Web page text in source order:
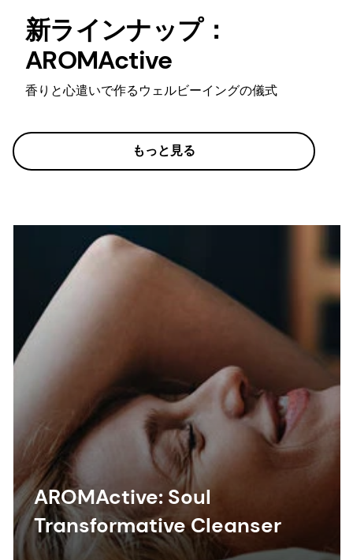
新ラインナップ：
AROMActive
香りと心遣いで作るウェルビーイングの儀式
もっと見る
AROMActive: Soul
Transformative Cleanser